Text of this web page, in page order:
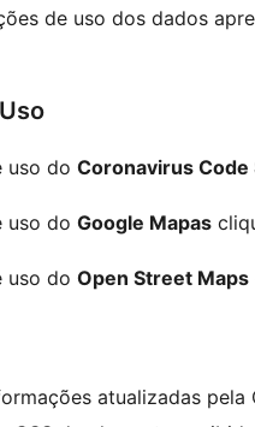
de uso dos dados
uso do Coronavirus Code
uso do Google Mapas
uso do Open Street Maps
atualizadas pela